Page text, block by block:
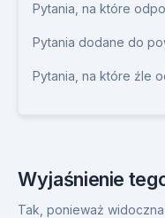
Pytania, na które
Pytania dodane do
Pytania, na które źle
Wyjaśnienie
Tak, ponieważ